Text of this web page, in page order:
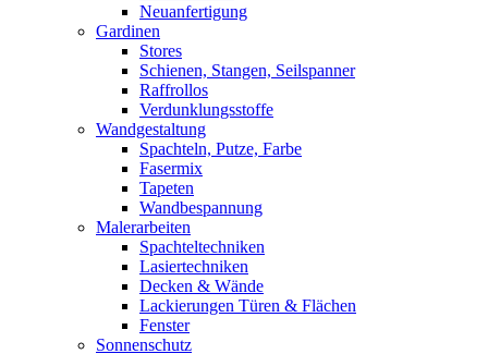
Neuanfertigung
Gardinen
Stores
Schienen, Stangen, Seilspanner
Raffrollos
Verdunklungsstoffe
Wandgestaltung
Spachteln, Putze, Farbe
Fasermix
Tapeten
Wandbespannung
Malerarbeiten
Spachteltechniken
Lasiertechniken
Decken & Wände
Lackierungen Türen & Flächen
Fenster
Sonnenschutz